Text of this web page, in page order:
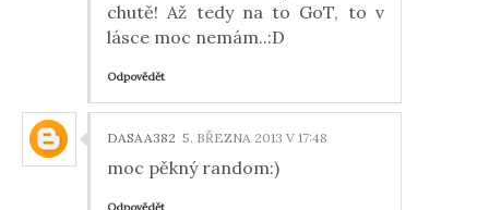
chutě! Až tedy na to GoT, to v
lásce moc nemám..:D
Odpovědět
DASAA382 5. BŘEZNA 2013 V 17:48
moc pěkný random:)